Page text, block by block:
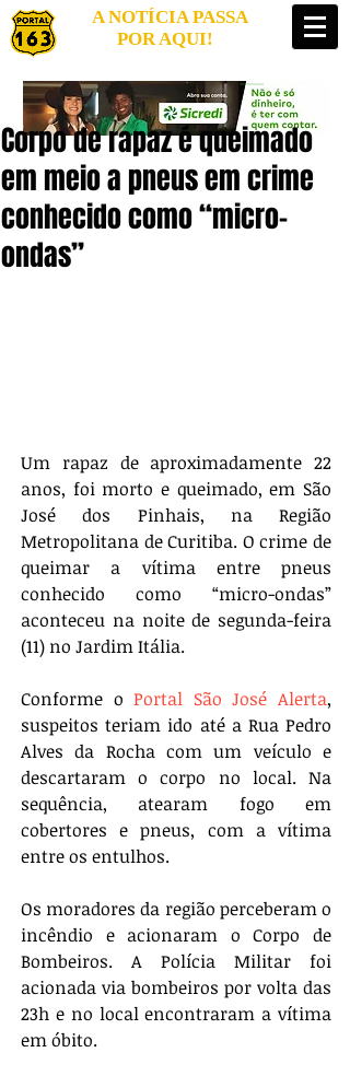
A NOTÍCIA PASSA
POR AQUI!
Corpo de rapaz é queimado
em meio a pneus em crime
conhecido como “micro-
ondas”
Um rapaz de aproximadamente 22
anos, foi morto e queimado, em São
José dos Pinhais, na Região
Metropolitana de Curitiba. O crime de
queimar a vítima entre pneus
conhecido como “micro-ondas”
aconteceu na noite de segunda-feira
(11) no Jardim Itália.
Conforme o Portal São José Alerta,
suspeitos teriam ido até a Rua Pedro
Alves da Rocha com um veículo e
descartaram o corpo no local. Na
sequência, atearam fogo em
cobertores e pneus, com a vítima
entre os entulhos.
Os moradores da região perceberam o
incêndio e acionaram o Corpo de
Bombeiros. A Polícia Militar foi
acionada via bombeiros por volta das
23h e no local encontraram a vítima
em óbito.